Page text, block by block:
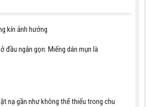
kín ảnh hưởng
đầu ngắn gọn: Miếng dán mụn là
nạ gần như không thể thiếu trong chu